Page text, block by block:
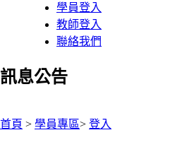
學員登入
教師登入
聯絡我們
訊息公告
首頁 > 學員專區> 登入